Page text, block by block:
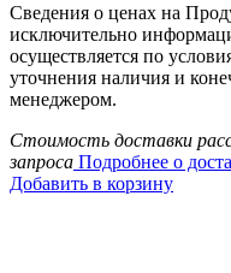
Сведения о ценах на
исключительно
осуществляется по
уточнения наличия и
менеджером.
Стоимость доставки
запроса Подробнее о
Добавить в корзину